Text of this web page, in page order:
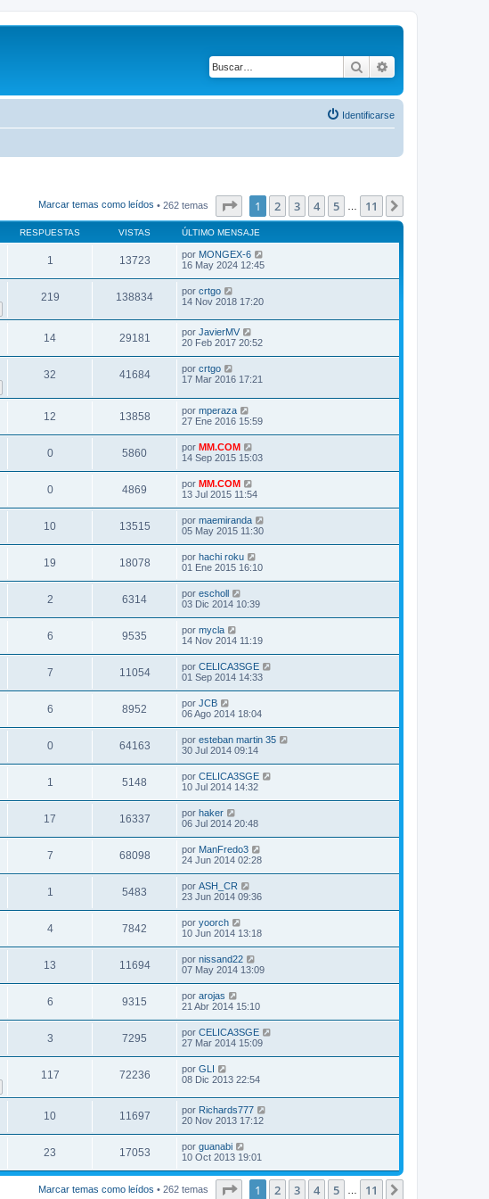
Buscar
Identificarse
Marcar temas como leídos • 262 temas Página1 de 11
1 2 3 4 5 11
RESPUESTAS VISTAS ÚLTIMO MENSAJE
1 13723 por MONGEX-6
16 May 2024 12:45
219 138834 por crtgo
14 Nov 2018 17:20
14 29181 por JavierMV
20 Feb 2017 20:52
32 41684 por crtgo
17 Mar 2016 17:21
12 13858 por mperaza
27 Ene 2016 15:59
0 5860 por MM.COM
14 Sep 2015 15:03
0 4869 por MM.COM
13 Jul 2015 11:54
10 13515 por maemiranda
05 May 2015 11:30
19 18078 por hachi roku
01 Ene 2015 16:10
2 6314 por escholl
03 Dic 2014 10:39
6 9535 por mycla
14 Nov 2014 11:19
7 11054 por CELICA3SGE
01 Sep 2014 14:33
6 8952 por JCB
06 Ago 2014 18:04
0 64163 por esteban martin 35
30 Jul 2014 09:14
1 5148 por CELICA3SGE
10 Jul 2014 14:32
17 16337 por haker
06 Jul 2014 20:48
7 68098 por ManFredo3
24 Jun 2014 02:28
1 5483 por ASH_CR
23 Jun 2014 09:36
4 7842 por yoorch
10 Jun 2014 13:18
13 11694 por nissand22
07 May 2014 13:09
6 9315 por arojas
21 Abr 2014 15:10
3 7295 por CELICA3SGE
27 Mar 2014 15:09
117 72236 por GLI
08 Dic 2013 22:54
10 11697 por Richards777
20 Nov 2013 17:12
23 17053 por guanabi
10 Oct 2013 19:01
Marcar temas como leídos • 262 temas Página1 de 11
1 2 3 4 5 … 11